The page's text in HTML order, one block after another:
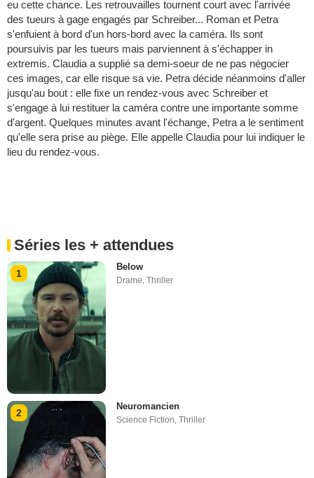
eu cette chance. Les retrouvailles tournent court avec l'arrivée
des tueurs à gage engagés par Schreiber... Roman et Petra
s'enfuient à bord d'un hors-bord avec la caméra. Ils sont
poursuivis par les tueurs mais parviennent à s'échapper in
extremis. Claudia a supplié sa demi-soeur de ne pas négocier
ces images, car elle risque sa vie. Petra décide néanmoins d'aller
jusqu'au bout : elle fixe un rendez-vous avec Schreiber et
s'engage à lui restituer la caméra contre une importante somme
d'argent. Quelques minutes avant l'échange, Petra a le sentiment
qu'elle sera prise au piège. Elle appelle Claudia pour lui indiquer le
lieu du rendez-vous.
Séries les + attendues
1
Below
Drame,Thriller
2
Neuromancien
Science Fiction ,Thriller